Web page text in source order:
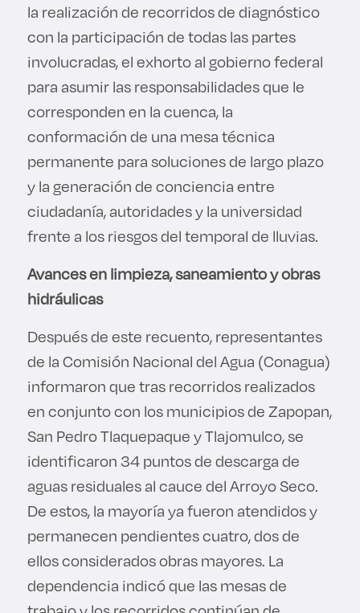
la realización de recorridos de diagnóstico
con la participación de todas las partes
involucradas, el exhorto al gobierno federal
para asumir las responsabilidades que le
corresponden en la cuenca, la
conformación de una mesa técnica
permanente para soluciones de largo plazo
y la generación de conciencia entre
ciudadanía, autoridades y la universidad
frente a los riesgos del temporal de lluvias.
Avances en limpieza, saneamiento y obras
hidráulicas
Después de este recuento, representantes
de la Comisión Nacional del Agua (Conagua)
informaron que tras recorridos realizados
en conjunto con los municipios de Zapopan,
San Pedro Tlaquepaque y Tlajomulco, se
identificaron 34 puntos de descarga de
aguas residuales al cauce del Arroyo Seco.
De estos, la mayoría ya fueron atendidos y
permanecen pendientes cuatro, dos de
ellos considerados obras mayores. La
dependencia indicó que las mesas de